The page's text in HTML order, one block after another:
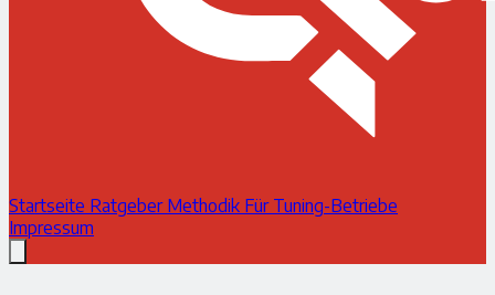
Startseite Ratgeber Methodik Für Tuning-Betriebe
Impressum